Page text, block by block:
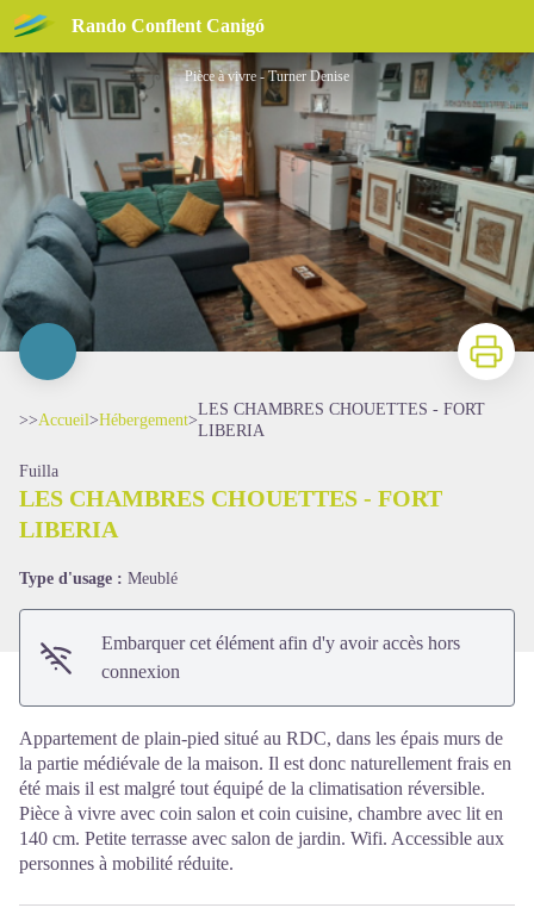
Rando Conflent Canigó
Pièce à vivre - Turner Denise
Imprimer
>>Accueil>Hébergement>
LES CHAMBRES CHOUETTES - FORT
LIBERIA
Fuilla
LES CHAMBRES CHOUETTES - FORT
LIBERIA
Type d'usage : Meublé
Embarquer cet élément afin d'y avoir accès hors
connexion
Appartement de plain-pied situé au RDC, dans les épais murs de
la partie médiévale de la maison. Il est donc naturellement frais en
été mais il est malgré tout équipé de la climatisation réversible.
Pièce à vivre avec coin salon et coin cuisine, chambre avec lit en
140 cm. Petite terrasse avec salon de jardin. Wifi. Accessible aux
personnes à mobilité réduite.